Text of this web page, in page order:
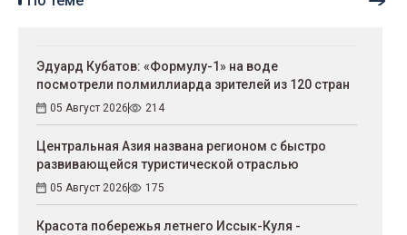
Эдуард Кубатов: «Формулу-1» на воде
посмотрели полмиллиарда зрителей из 120 стран
05 Август 2026 214
Центральная Азия названа регионом с быстро
развивающейся туристической отраслью
05 Август 2026 175
Красота побережья летнего Иссык-Куля -